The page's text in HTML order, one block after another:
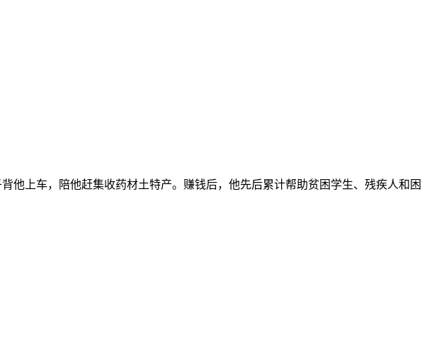
他上车，陪他赶集收药材土特产。赚钱后，他先后累计帮助贫困学生、残疾人和困